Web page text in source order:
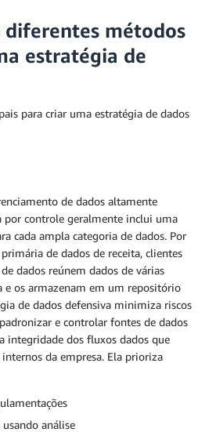
diferentes métodos
estratégia de
para criar uma estratégia de dados
de dados altamente
por controle geralmente inclui uma
cada ampla categoria de dados. Por
de dados de receita, clientes
dados reúnem dados de várias
e os armazenam em um repositório
de dados defensiva minimiza riscos
e controlar fontes de dados
integridade dos fluxos dados que
da empresa. Ela prioriza
usando análise